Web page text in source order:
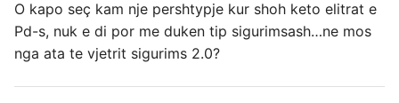
O kapo seç kam nje pershtypje kur shoh keto elitrat e
Pd-s, nuk e di por me duken tip sigurimsash…ne mos
nga ata te vjetrit sigurims 2.0?